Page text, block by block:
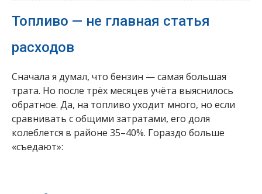
Топливо — не главная статья
расходов
Сначала я думал, что бензин — самая большая
трата. Но после трёх месяцев учёта выяснилось
обратное. Да, на топливо уходит много, но если
сравнивать с общими затратами, его доля
колеблется в районе 35–40%. Гораздо больше
«съедают»: